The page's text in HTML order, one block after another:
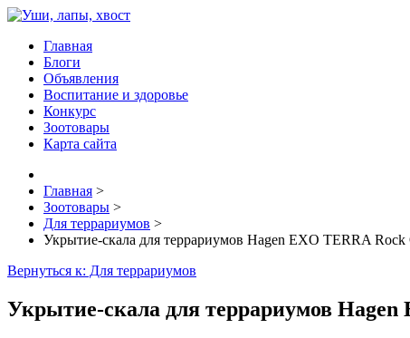
Главная
Блоги
Объявления
Воспитание и здоровье
Конкурс
Зоотовары
Карта сайта
Главная >
Зоотовары >
Для террариумов >
Укрытие-скала для террариумов Hagen EXO TERRA Rock
Вернуться к: Для террариумов
Укрытие-скала для террариумов